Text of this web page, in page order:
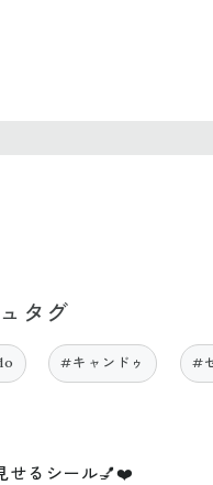
タグ
#キャンドゥ #
せるシール💅❤️